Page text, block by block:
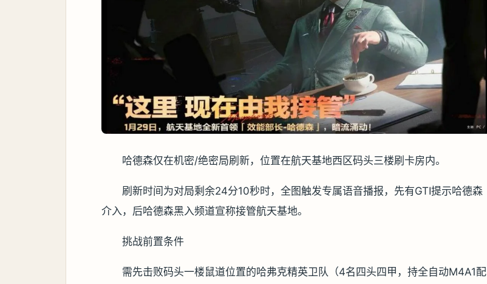
哈德森仅在机密/绝密局刷新，位置在航天基地西区码头三楼刷卡房内。
刷新时间为对局剩余24分10秒时，全图触发专属语音播报，先有GTI提示哈德森
介入，后哈德森黑入频道宣称接管航天基地。
挑战前置条件
需先击败码头一楼鼠道位置的哈弗克精英卫队（4名四头四甲，持全自动M4A1配